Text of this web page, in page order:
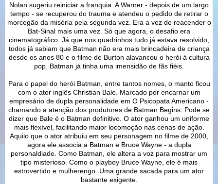
Nolan sugeriu reiniciar a franquia. A Warner - depois de um largo
tempo - se recuperou do trauma e atendeu o pedido de retirar o
morcegão da miséria pela segunda vez. Era a vez de reacender o
Bat-Sinal mais uma vez. Só que agora, o desafio era
cinematográfico. Já que nos quadrinhos tudo já estava resolvido,
todos já sabiam que Batman não era mais brincadeira de criança
desde os anos 80 e o filme de Burton alavancou o herói à cultura
pop. Batman já tinha uma imensidão de fãs fiéis.
Para o papel do herói Batman, entre tantos nomes, o manto ficou
com o ator inglês Christian Bale. Marcado por encarnar um
empresário de dupla personalidade em O Psicopata Americano -
chamando a atenção dos produtores de Batman Begins. Pode se
dizer que Bale é o Batman definitivo. O ator ganhou um uniforme
mais flexível, facilitando maior locomoção nas cenas de ação.
Aquilo que o ator atribuiu em seu personagem no filme de 2000,
agora ele associa a Batman e Bruce Wayne - a dupla
personaldiade. Como Batman, ele altera a voz para mostrar um
tipo misterioso. Como o playboy Bruce Wayne, ele é mais
estrovertido e mulherengo. Uma grande sacada para um ator
bastante exigente.